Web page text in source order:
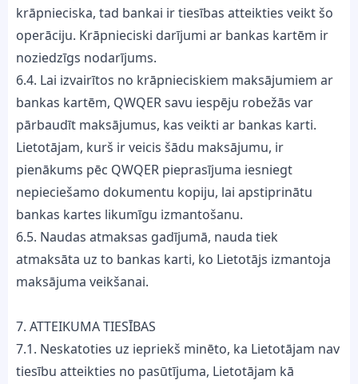
krāpnieciska, tad bankai ir tiesības atteikties veikt šo
operāciju. Krāpnieciski darījumi ar bankas kartēm ir
noziedzīgs nodarījums.
6.4. Lai izvairītos no krāpnieciskiem maksājumiem ar
bankas kartēm, QWQER savu iespēju robežās var
pārbaudīt maksājumus, kas veikti ar bankas karti.
Lietotājam, kurš ir veicis šādu maksājumu, ir
pienākums pēc QWQER pieprasījuma iesniegt
nepieciešamo dokumentu kopiju, lai apstiprinātu
bankas kartes likumīgu izmantošanu.
6.5. Naudas atmaksas gadījumā, nauda tiek
atmaksāta uz to bankas karti, ko Lietotājs izmantoja
maksājuma veikšanai.
7. ATTEIKUMA TIESĪBAS
7.1. Neskatoties uz iepriekš minēto, ka Lietotājam nav
tiesību atteikties no pasūtījuma, Lietotājam kā